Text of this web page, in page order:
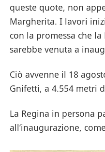
queste quote, non
Margherita. I lavori
con la promessa che
sarebbe venuta a
Ciò avvenne il 18
Gnifetti, a 4.554 metri
La Regina in persona
all’inaugurazione,